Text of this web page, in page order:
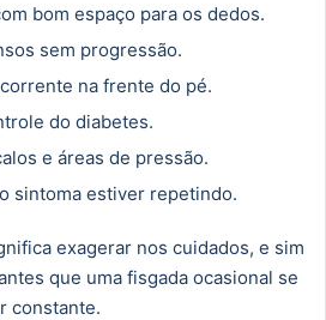
bom espaço para os dedos.
sem progressão.
na frente do pé.
do diabetes.
e áreas de pressão.
sintoma estiver repetindo.
exagerar nos cuidados, e sim
que uma fisgada ocasional se
constante.